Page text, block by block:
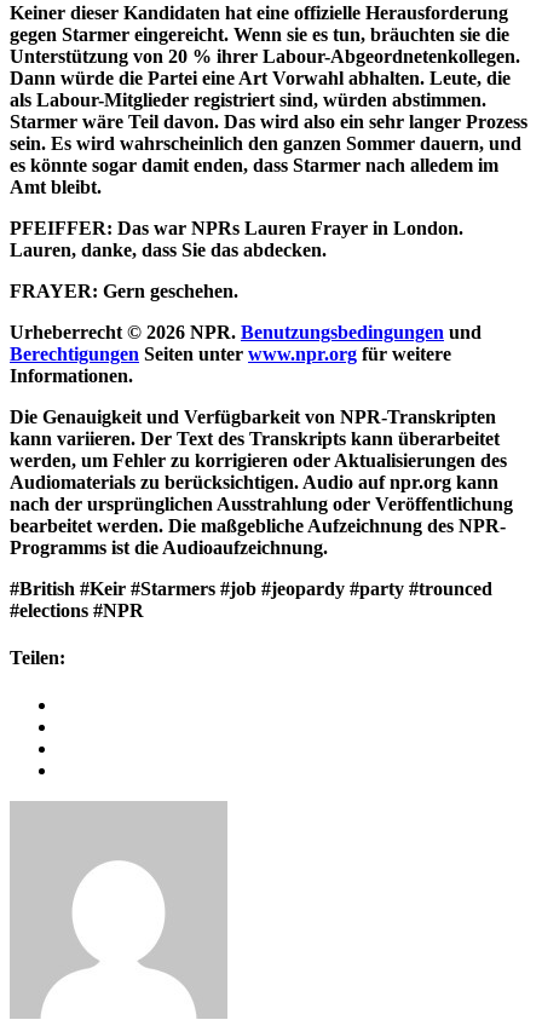
Keiner dieser Kandidaten hat eine offizielle Herausforderung
gegen Starmer eingereicht. Wenn sie es tun, bräuchten sie die
Unterstützung von 20 % ihrer Labour-Abgeordnetenkollegen.
Dann würde die Partei eine Art Vorwahl abhalten. Leute, die
als Labour-Mitglieder registriert sind, würden abstimmen.
Starmer wäre Teil davon. Das wird also ein sehr langer Prozess
sein. Es wird wahrscheinlich den ganzen Sommer dauern, und
es könnte sogar damit enden, dass Starmer nach alledem im
Amt bleibt.
PFEIFFER: Das war NPRs Lauren Frayer in London.
Lauren, danke, dass Sie das abdecken.
FRAYER: Gern geschehen.
Urheberrecht © 2026 NPR. Benutzungsbedingungen und
Berechtigungen Seiten unter www.npr.org für weitere
Informationen.
Die Genauigkeit und Verfügbarkeit von NPR-Transkripten
kann variieren. Der Text des Transkripts kann überarbeitet
werden, um Fehler zu korrigieren oder Aktualisierungen des
Audiomaterials zu berücksichtigen. Audio auf npr.org kann
nach der ursprünglichen Ausstrahlung oder Veröffentlichung
bearbeitet werden. Die maßgebliche Aufzeichnung des NPR-
Programms ist die Audioaufzeichnung.
#British #Keir #Starmers #job #jeopardy #party #trounced
#elections #NPR
Teilen: